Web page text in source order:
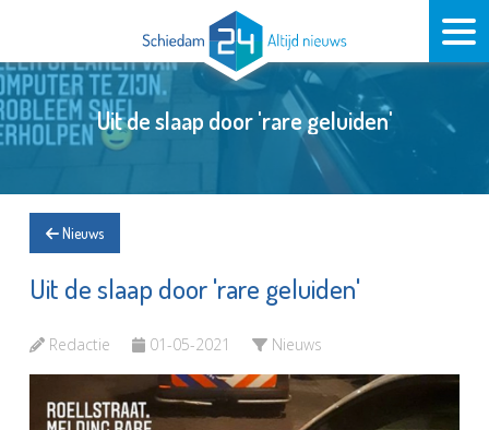
Uit de slaap door 'rare geluiden'
Nieuws
Uit de slaap door 'rare geluiden'
Redactie 01-05-2021 Nieuws